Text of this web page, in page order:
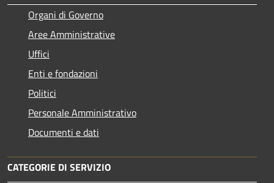
Organi di Governo
Aree Amministrative
Uffici
Enti e fondazioni
Politici
Personale Amministrativo
Documenti e dati
CATEGORIE DI SERVIZIO